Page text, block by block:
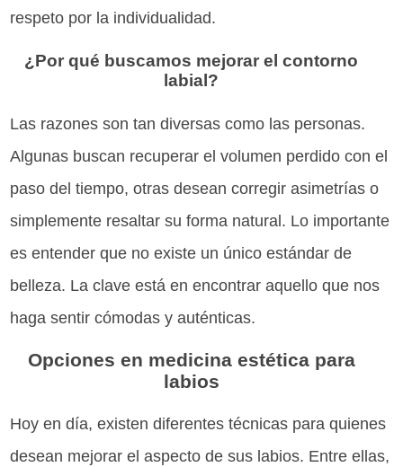
respeto por la individualidad.
¿Por qué buscamos mejorar el contorno
labial?
Las razones son tan diversas como las personas.
Algunas buscan recuperar el volumen perdido con el
paso del tiempo, otras desean corregir asimetrías o
simplemente resaltar su forma natural. Lo importante
es entender que no existe un único estándar de
belleza. La clave está en encontrar aquello que nos
haga sentir cómodas y auténticas.
Opciones en medicina estética para
labios
Hoy en día, existen diferentes técnicas para quienes
desean mejorar el aspecto de sus labios. Entre ellas,